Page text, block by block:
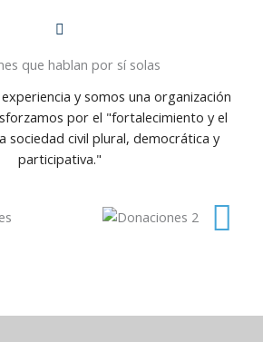
que hablan por sí solas
y somos una organización
por el "fortalecimiento y el
sociedad civil plural, democrática y
participativa."